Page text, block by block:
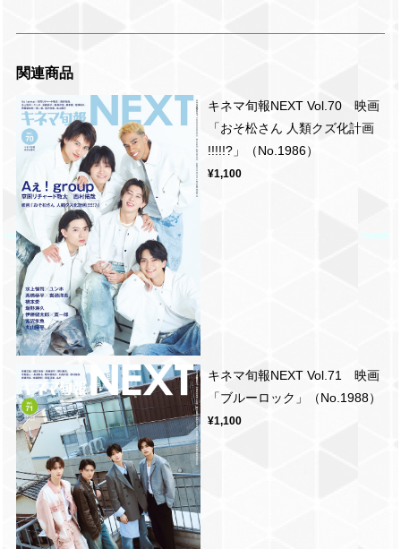
関連商品
キネマ旬報NEXT Vol.70 映画
「おそ松さん 人類クズ化計画
!!!!!?」（No.1986）
¥1,100
キネマ旬報NEXT Vol.71 映画
「ブルーロック」（No.1988）
¥1,100